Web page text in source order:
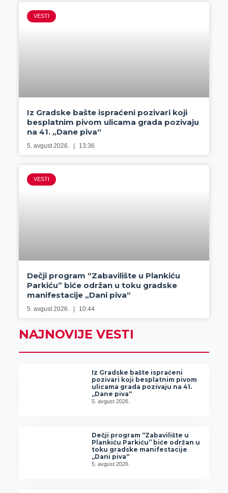
VESTI
Iz Gradske bašte ispraćeni pozivari koji
besplatnim pivom ulicama grada pozivaju
na 41. „Dane piva“
5. avgust 2026. 13:36
VESTI
Dečji program “Zabavilište u Plankiću
Parkiću” biće održan u toku gradske
manifestacije „Dani piva“
5. avgust 2026. 10:44
NAJNOVIJE VESTI
Iz Gradske bašte ispraćeni
pozivari koji besplatnim pivom
ulicama grada pozivaju na 41.
„Dane piva“
5. avgust 2026.
Dečji program “Zabavilište u
Plankiću Parkiću” biće održan u
toku gradske manifestacije
„Dani piva“
5. avgust 2026.